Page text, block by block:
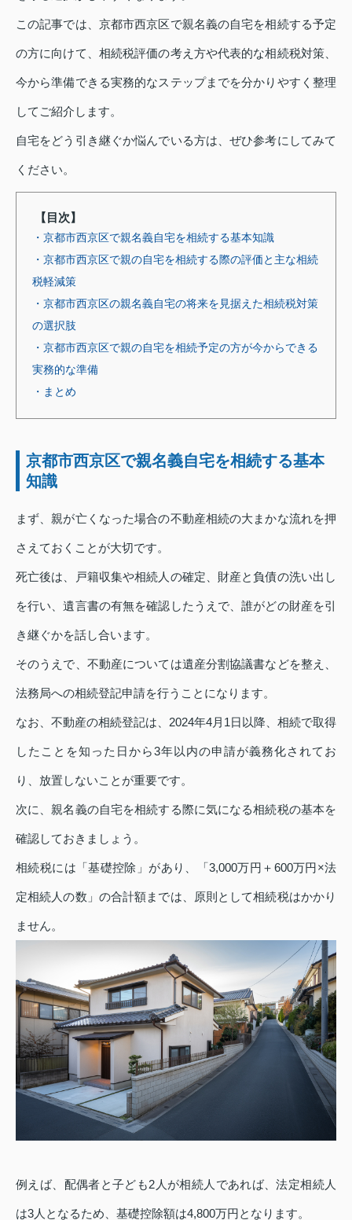
この記事では、京都市西京区で親名義の自宅を相続する予定
の方に向けて、相続税評価の考え方や代表的な相続税対策、
今から準備できる実務的なステップまでを分かりやすく整理
してご紹介します。
自宅をどう引き継ぐか悩んでいる方は、ぜひ参考にしてみて
ください。
【目次】
・京都市西京区で親名義自宅を相続する基本知識
・京都市西京区で親の自宅を相続する際の評価と主な相続
税軽減策
・京都市西京区の親名義自宅の将来を見据えた相続税対策
の選択肢
・京都市西京区で親の自宅を相続予定の方が今からできる
実務的な準備
・まとめ
京都市西京区で親名義自宅を相続する基本
知識
まず、親が亡くなった場合の不動産相続の大まかな流れを押
さえておくことが大切です。
死亡後は、戸籍収集や相続人の確定、財産と負債の洗い出し
を行い、遺言書の有無を確認したうえで、誰がどの財産を引
き継ぐかを話し合います。
そのうえで、不動産については遺産分割協議書などを整え、
法務局への相続登記申請を行うことになります。
なお、不動産の相続登記は、2024年4月1日以降、相続で取得
したことを知った日から3年以内の申請が義務化されてお
り、放置しないことが重要です。
次に、親名義の自宅を相続する際に気になる相続税の基本を
確認しておきましょう。
相続税には「基礎控除」があり、「3,000万円＋600万円×法
定相続人の数」の合計額までは、原則として相続税はかかり
ません。
例えば、配偶者と子ども2人が相続人であれば、法定相続人
は3人となるため、基礎控除額は4,800万円となります。